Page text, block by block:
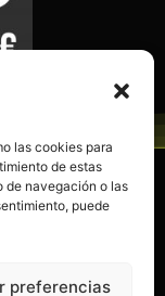
las cookies para
de estas
de navegación o las
puede
preferencias